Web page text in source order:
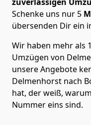
Schenke uns nur 5
übersenden Dir ein
Wir haben mehr als
Umzügen von
unsere Angebote
Delmenhorst nach
hat, der weiß,
Nummer eins sind.